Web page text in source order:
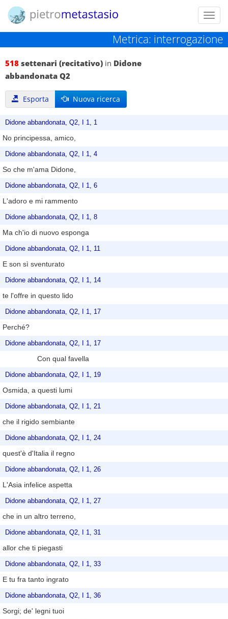
Metrica: interrogazione
518 settenari (recitativo) in Didone
abbandonata Q2
Esporta Nuova ricerca
Didone abbandonata, Q2, I 1, 1
No principessa, amico,
Didone abbandonata, Q2, I 1, 4
So che m'ama Didone,
Didone abbandonata, Q2, I 1, 6
L'adoro e mi rammento
Didone abbandonata, Q2, I 1, 8
Ma ch'io di nuovo esponga
Didone abbandonata, Q2, I 1, 11
E son sì sventurato
Didone abbandonata, Q2, I 1, 14
te l'offre in questo lido
Didone abbandonata, Q2, I 1, 17
Perché?
Didone abbandonata, Q2, I 1, 17
Con qual favella
Didone abbandonata, Q2, I 1, 19
Osmida, a questi lumi
Didone abbandonata, Q2, I 1, 21
che il rigido sembiante
Didone abbandonata, Q2, I 1, 24
quest'è d'Italia il regno
Didone abbandonata, Q2, I 1, 26
L'Asia infelice aspetta
Didone abbandonata, Q2, I 1, 27
che in un altro terreno,
Didone abbandonata, Q2, I 1, 31
allor che ti piegasti
Didone abbandonata, Q2, I 1, 33
E tu fra tanto ingrato
Didone abbandonata, Q2, I 1, 36
Sorgi; de' legni tuoi